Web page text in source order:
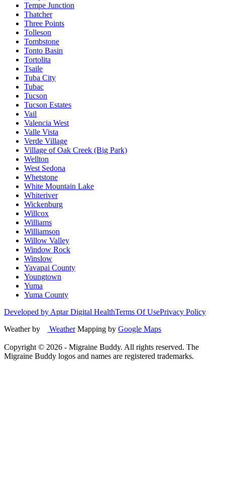
Tempe Junction
Thatcher
Three Points
Tolleson
Tombstone
Tonto Basin
Tortolita
Tsaile
Tuba City
Tubac
Tucson
Tucson Estates
Vail
Valencia West
Valle Vista
Verde Village
Village of Oak Creek (Big Park)
Wellton
West Sedona
Whetstone
White Mountain Lake
Whiteriver
Wickenburg
Willcox
Williams
Williamson
Willow Valley
Window Rock
Winslow
Yavapai County
Youngtown
Yuma
Yuma County
Developed by Aptar Digital HealthTerms Of UsePrivacy Policy
Weather by
WeatherMapping by Google Maps
Copyright © 2026 - Migraine Buddy. All rights reserved. The
Migraine Buddy logos and names are registered trademarks.